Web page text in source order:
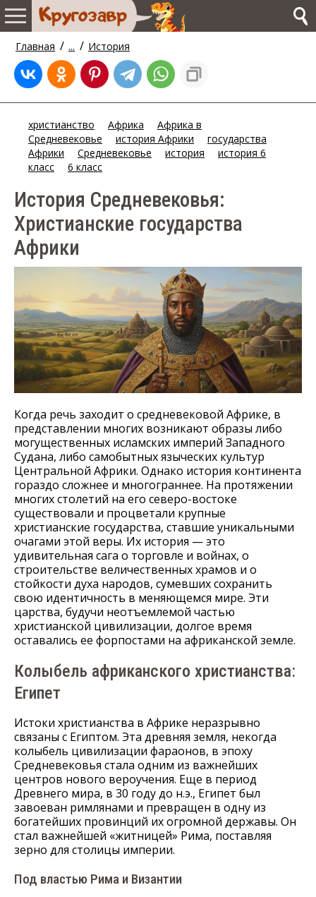
Главная / ... / История
христианство Африка
Африка в
Средневековье
история Африки
государства
Африки
Средневековье история
история 6
класс
6 класс
История Средневековья:
Христианские государства
Африки
Когда речь заходит о средневековой Африке, в
представлении многих возникают образы либо
могущественных исламских империй Западного
Судана, либо самобытных языческих культур
Центральной Африки. Однако история континента
гораздо сложнее и многограннее. На протяжении
многих столетий на его северо-востоке
существовали и процветали крупные
христианские государства, ставшие уникальными
очагами этой веры. Их история — это
удивительная сага о торговле и войнах, о
строительстве величественных храмов и о
стойкости духа народов, сумевших сохранить
свою идентичность в меняющемся мире. Эти
царства, будучи неотъемлемой частью
христианской цивилизации, долгое время
оставались ее форпостами на африканской земле.
Колыбель африканского христианства:
Египет
Истоки христианства в Африке неразрывно
связаны с Египтом. Эта древняя земля, некогда
колыбель цивилизации фараонов, в эпоху
Средневековья стала одним из важнейших
центров нового вероучения. Еще в период
Древнего мира, в 30 году до н.э., Египет был
завоеван римлянами и превращен в одну из
богатейших провинций их огромной державы. Он
стал важнейшей «житницей» Рима, поставляя
зерно для столицы империи.
Под властью Рима и Византии